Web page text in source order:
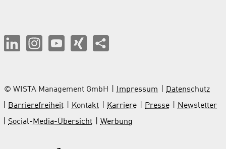
© WISTA Management GmbH Impressum
Datenschutz
Barrierefreiheit
Kontakt Karriere Presse
Newsletter
Social-Media-Übersicht
Werbung